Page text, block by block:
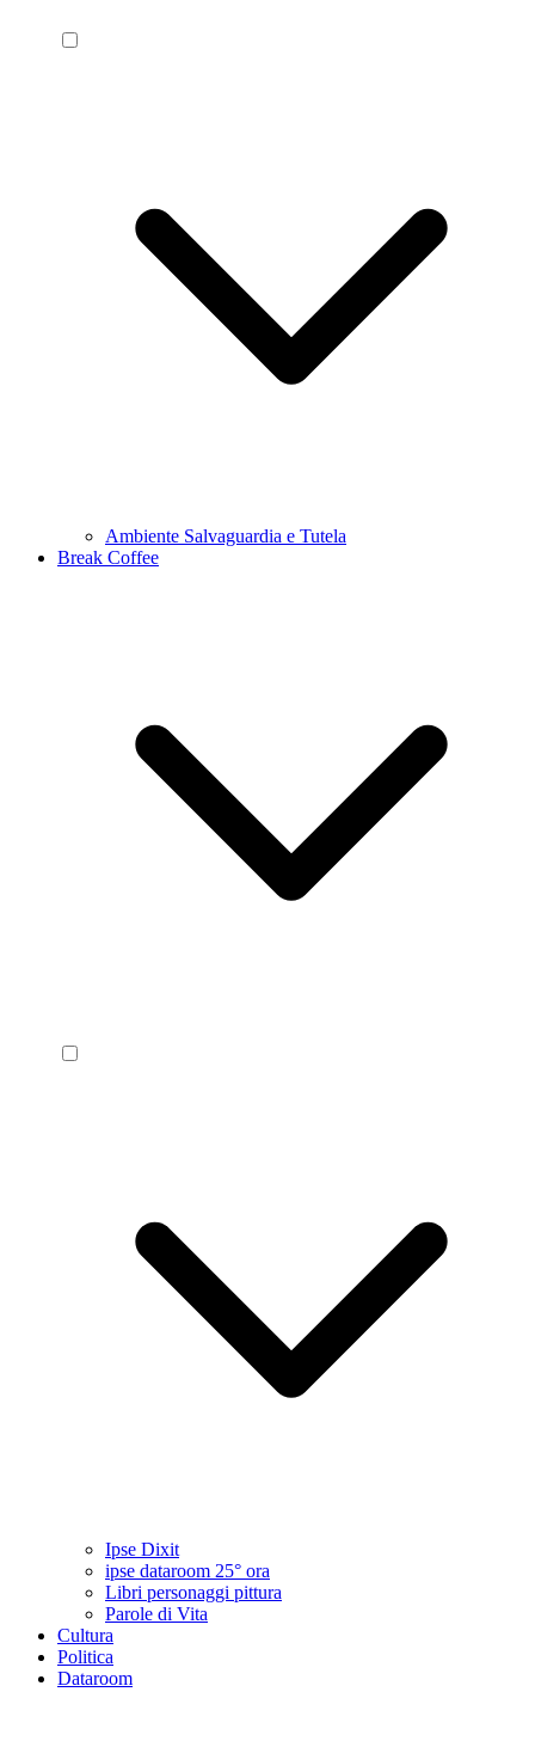
Ambiente Salvaguardia e Tutela
Break Coffee
Ipse Dixit
ipse dataroom 25° ora
Libri personaggi pittura
Parole di Vita
Cultura
Politica
Dataroom